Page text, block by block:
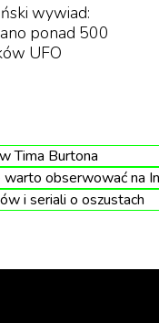
Żona
30-letni
& Co., 28-
został
na temat tego,
wywiad:
ponad 500
UFO
Tima Burtona
obserwować na
i seriali o oszustach